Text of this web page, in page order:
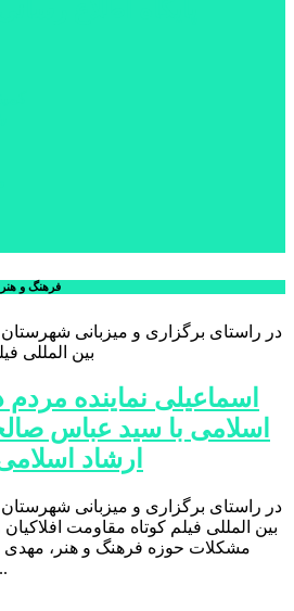
فرهنگ و
در راستای برگزاری و میزبانی
بین المللی
اسماعیلی نماینده
اسلامی با سید عباس
ارشاد
در راستای برگزاری و میزبانی
بین المللی فیلم کوتاه مقاومت
مشکلات حوزه فرهنگ و هنر، مهدی
مجلس